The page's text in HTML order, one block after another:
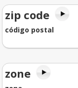
zip code
código postal
zone